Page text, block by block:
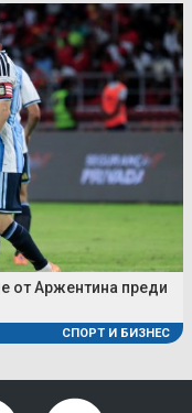
от Аржентина преди
СПОРТ И БИЗНЕС